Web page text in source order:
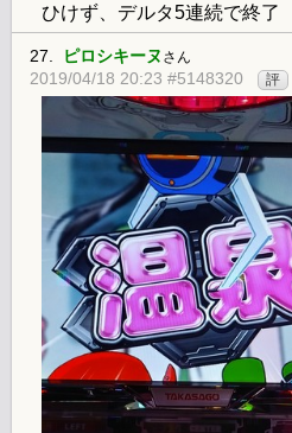
ひけず、デルタ5連続で終
27. ピロシキーヌ さん
2019/04/18 20:23 #5148320 評